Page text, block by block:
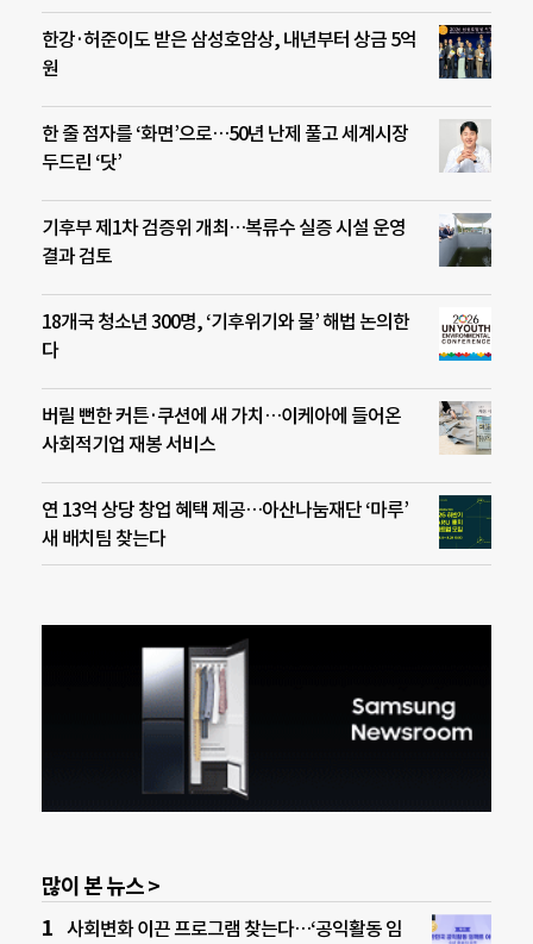
한강·허준이도 받은 삼성호암상, 내년부터 상금 5억
원
한 줄 점자를 ‘화면’으로…50년 난제 풀고 세계시장
두드린 ‘닷’
기후부 제1차 검증위 개최…복류수 실증 시설 운영
결과 검토
18개국 청소년 300명, ‘기후위기와 물’ 해법 논의한
다
버릴 뻔한 커튼·쿠션에 새 가치…이케아에 들어온
사회적기업 재봉 서비스
연 13억 상당 창업 혜택 제공…아산나눔재단 ‘마루’
새 배치팀 찾는다
많이 본 뉴스 >
사회변화 이끈 프로그램 찾는다…‘공익활동 임